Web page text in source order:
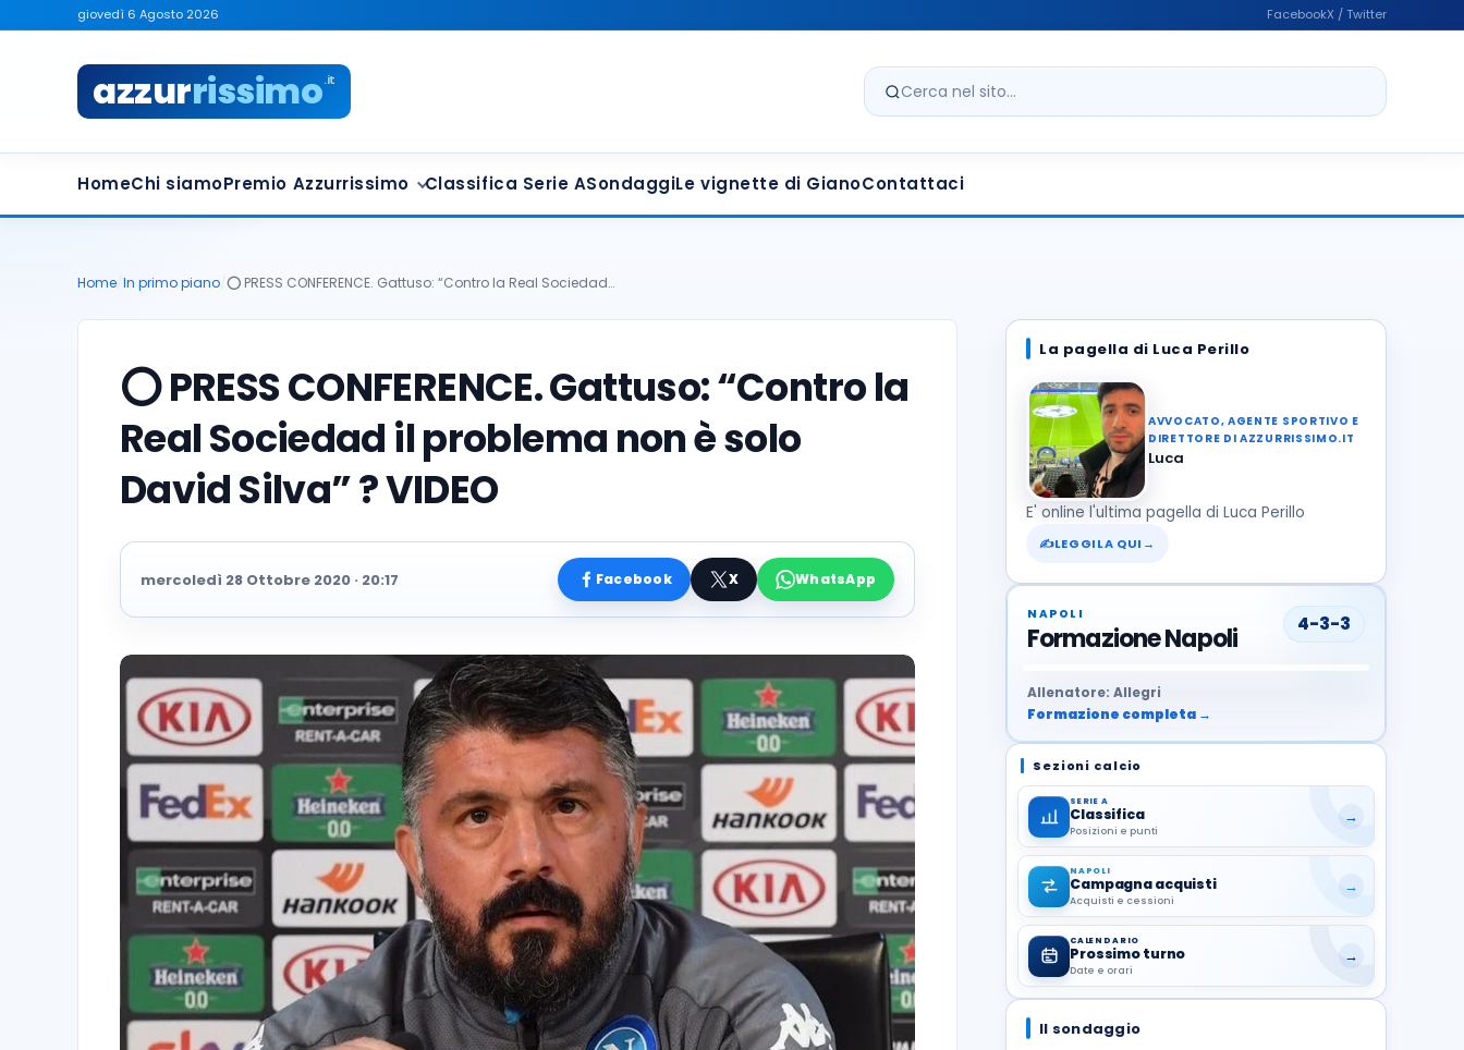
giovedì 6 Agosto 2026 FacebookX / Twitter
azzurrissimo.it
Cerca nel sito
HomeChi siamoPremio Azzurrissimo Classifica Serie ASondaggiLe vignette di GianoContattaci
Home In primo piano ⭕️ PRESS CONFERENCE. Gattuso: “Contro la Real Sociedad…
⭕️ PRESS CONFERENCE. Gattuso: “Contro la
Real Sociedad il problema non è solo
David Silva” ? VIDEO
mercoledì 28 Ottobre 2020 · 20:17 Facebook X WhatsApp
La pagella di Luca Perillo
AVVOCATO, AGENTE SPORTIVO E
DIRETTORE DI AZZURRISSIMO.IT
Luca
E' online l'ultima pagella di Luca Perillo
✍LEGGILA QUI →
NAPOLI
Formazione Napoli 4-3-3
Allenatore: Allegri
Formazione completa →
Sezioni calcio
SERIE A
Classifica
Posizioni e punti
→
NAPOLI
Campagna acquisti
Acquisti e cessioni
→
CALENDARIO
Prossimo turno
Date e orari
→
Il sondaggio